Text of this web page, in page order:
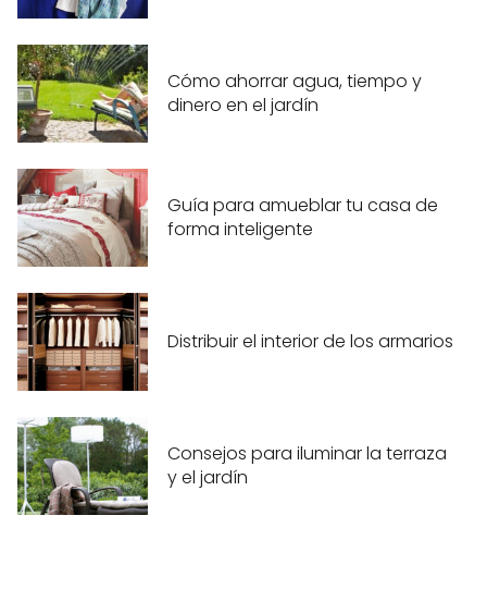
Cómo ahorrar agua, tiempo y
dinero en el jardín
Guía para amueblar tu casa de
forma inteligente
Distribuir el interior de los armarios
Consejos para iluminar la terraza
y el jardín